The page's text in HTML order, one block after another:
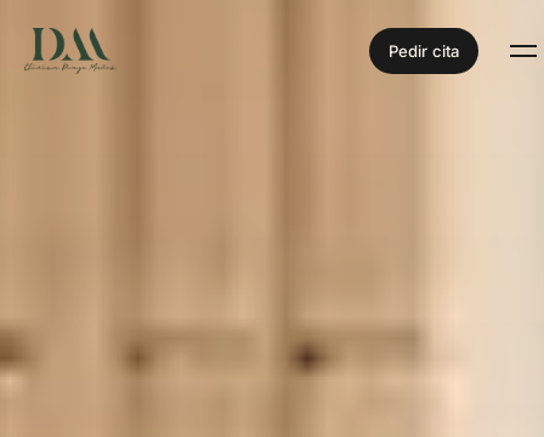
Pedir cita